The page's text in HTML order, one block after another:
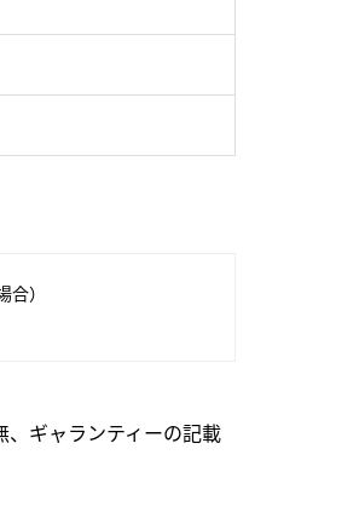
）
ギャランティーの記載